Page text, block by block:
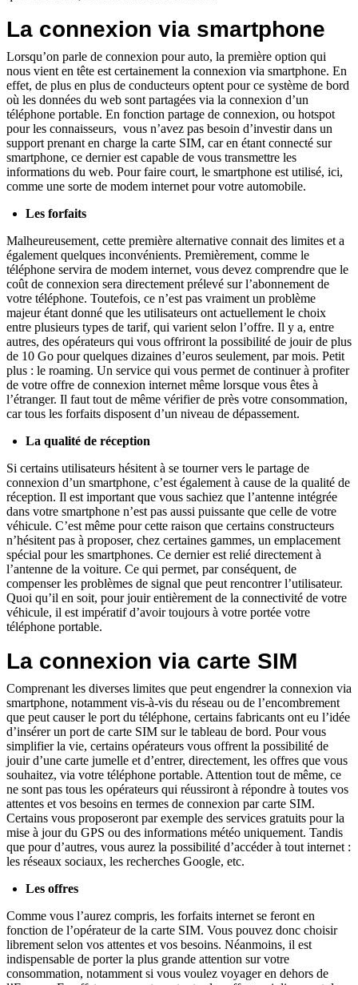
La connexion via smartphone
Lorsqu’on parle de connexion pour auto, la première option qui
nous vient en tête est certainement la connexion via smartphone. En
effet, de plus en plus de conducteurs optent pour ce système de bord
où les données du web sont partagées via la connexion d’un
téléphone portable. En fonction partage de connexion, ou hotspot
pour les connaisseurs, vous n’avez pas besoin d’investir dans un
support prenant en charge la carte SIM, car en étant connecté sur
smartphone, ce dernier est capable de vous transmettre les
informations du web. Pour faire court, le smartphone est utilisé, ici,
comme une sorte de modem internet pour votre automobile.
Les forfaits
Malheureusement, cette première alternative connait des limites et a
également quelques inconvénients. Premièrement, comme le
téléphone servira de modem internet, vous devez comprendre que le
coût de connexion sera directement prélevé sur l’abonnement de
votre téléphone. Toutefois, ce n’est pas vraiment un problème
majeur étant donné que les utilisateurs ont actuellement le choix
entre plusieurs types de tarif, qui varient selon l’offre. Il y a, entre
autres, des opérateurs qui vous offriront la possibilité de jouir de plus
de 10 Go pour quelques dizaines d’euros seulement, par mois. Petit
plus : le roaming. Un service qui vous permet de continuer à profiter
de votre offre de connexion internet même lorsque vous êtes à
l’étranger. Il faut tout de même vérifier de près votre consommation,
car tous les forfaits disposent d’un niveau de dépassement.
La qualité de réception
Si certains utilisateurs hésitent à se tourner vers le partage de
connexion d’un smartphone, c’est également à cause de la qualité de
réception. Il est important que vous sachiez que l’antenne intégrée
dans votre smartphone n’est pas aussi puissante que celle de votre
véhicule. C’est même pour cette raison que certains constructeurs
n’hésitent pas à proposer, chez certaines gammes, un emplacement
spécial pour les smartphones. Ce dernier est relié directement à
l’antenne de la voiture. Ce qui permet, par conséquent, de
compenser les problèmes de signal que peut rencontrer l’utilisateur.
Quoi qu’il en soit, pour jouir entièrement de la connectivité de votre
véhicule, il est impératif d’avoir toujours à votre portée votre
téléphone portable.
La connexion via carte SIM
Comprenant les diverses limites que peut engendrer la connexion via
smartphone, notamment vis-à-vis du réseau ou de l’encombrement
que peut causer le port du téléphone, certains fabricants ont eu l’idée
d’insérer un port de carte SIM sur le tableau de bord. Pour vous
simplifier la vie, certains opérateurs vous offrent la possibilité de
jouir d’une carte jumelle et d’entrer, directement, les offres que vous
souhaitez, via votre téléphone portable. Attention tout de même, ce
ne sont pas tous les opérateurs qui réussiront à répondre à toutes vos
attentes et vos besoins en termes de connexion par carte SIM.
Certains vous proposeront par exemple des services gratuits pour la
mise à jour du GPS ou des informations météo uniquement. Tandis
que pour d’autres, vous aurez la possibilité d’accéder à tout internet :
les réseaux sociaux, les recherches Google, etc.
Les offres
Comme vous l’aurez compris, les forfaits internet se feront en
fonction de l’opérateur de la carte SIM. Vous pouvez donc choisir
librement selon vos attentes et vos besoins. Néanmoins, il est
indispensable de porter la plus grande attention sur votre
consommation, notamment si vous voulez voyager en dehors de